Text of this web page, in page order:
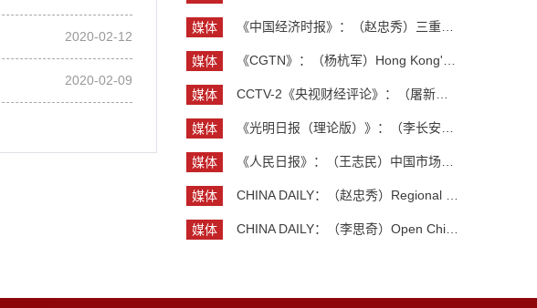
2020-02-12
2020-02-09
媒体
媒体
媒体
媒体
媒体
媒体
媒体